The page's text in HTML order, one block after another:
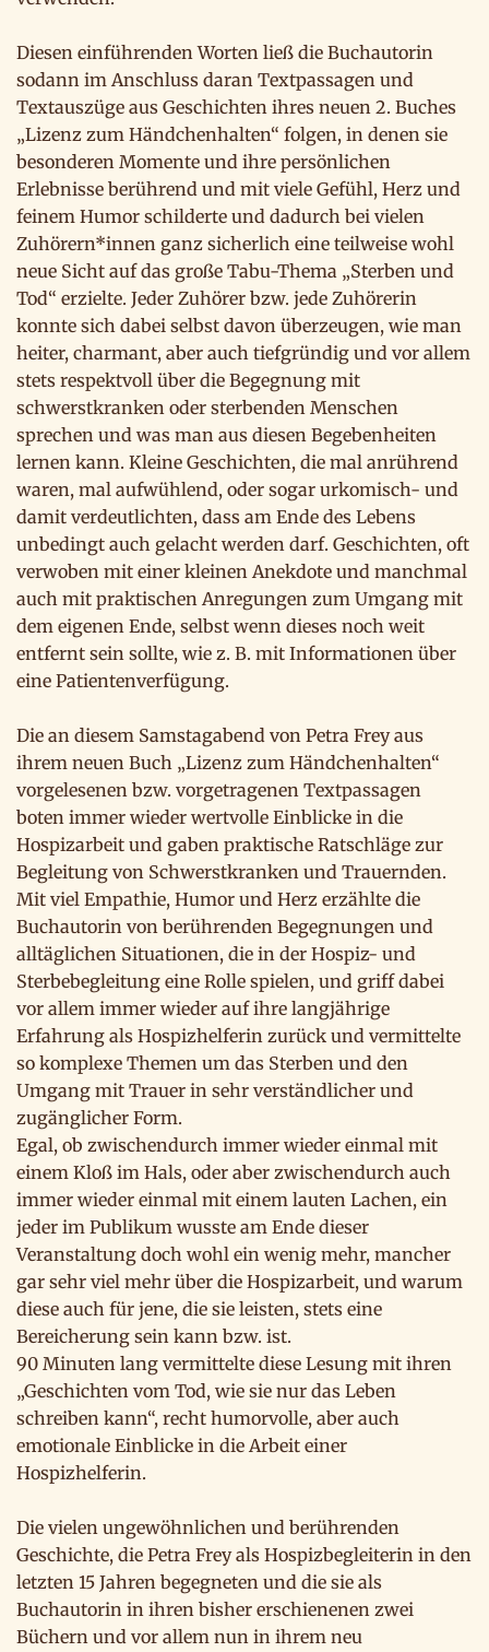
Diesen einführenden Worten ließ die Buchautorin
sodann im Anschluss daran Textpassagen und
Textauszüge aus Geschichten ihres neuen 2. Buches
„Lizenz zum Händchenhalten“ folgen, in denen sie
besonderen Momente und ihre persönlichen
Erlebnisse berührend und mit viele Gefühl, Herz und
feinem Humor schilderte und dadurch bei vielen
Zuhörern*innen ganz sicherlich eine teilweise wohl
neue Sicht auf das große Tabu-Thema „Sterben und
Tod“ erzielte. Jeder Zuhörer bzw. jede Zuhörerin
konnte sich dabei selbst davon überzeugen, wie man
heiter, charmant, aber auch tiefgründig und vor allem
stets respektvoll über die Begegnung mit
schwerstkranken oder sterbenden Menschen
sprechen und was man aus diesen Begebenheiten
lernen kann. Kleine Geschichten, die mal anrührend
waren, mal aufwühlend, oder sogar urkomisch- und
damit verdeutlichten, dass am Ende des Lebens
unbedingt auch gelacht werden darf. Geschichten, oft
verwoben mit einer kleinen Anekdote und manchmal
auch mit praktischen Anregungen zum Umgang mit
dem eigenen Ende, selbst wenn dieses noch weit
entfernt sein sollte, wie z. B. mit Informationen über
eine Patientenverfügung.
Die an diesem Samstagabend von Petra Frey aus
ihrem neuen Buch „Lizenz zum Händchenhalten“
vorgelesenen bzw. vorgetragenen Textpassagen
boten immer wieder wertvolle Einblicke in die
Hospizarbeit und gaben praktische Ratschläge zur
Begleitung von Schwerstkranken und Trauernden.
Mit viel Empathie, Humor und Herz erzählte die
Buchautorin von berührenden Begegnungen und
alltäglichen Situationen, die in der Hospiz- und
Sterbebegleitung eine Rolle spielen, und griff dabei
vor allem immer wieder auf ihre langjährige
Erfahrung als Hospizhelferin zurück und vermittelte
so komplexe Themen um das Sterben und den
Umgang mit Trauer in sehr verständlicher und
zugänglicher Form.
Egal, ob zwischendurch immer wieder einmal mit
einem Kloß im Hals, oder aber zwischendurch auch
immer wieder einmal mit einem lauten Lachen, ein
jeder im Publikum wusste am Ende dieser
Veranstaltung doch wohl ein wenig mehr, mancher
gar sehr viel mehr über die Hospizarbeit, und warum
diese auch für jene, die sie leisten, stets eine
Bereicherung sein kann bzw. ist.
90 Minuten lang vermittelte diese Lesung mit ihren
„Geschichten vom Tod, wie sie nur das Leben
schreiben kann“, recht humorvolle, aber auch
emotionale Einblicke in die Arbeit einer
Hospizhelferin.
Die vielen ungewöhnlichen und berührenden
Geschichte, die Petra Frey als Hospizbegleiterin in den
letzten 15 Jahren begegneten und die sie als
Buchautorin in ihren bisher erschienenen zwei
Büchern und vor allem nun in ihrem neu